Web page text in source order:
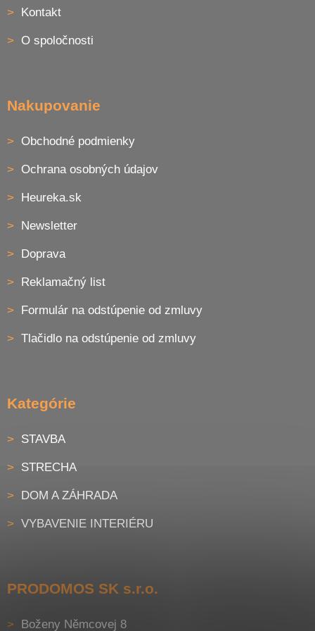
Kontakt
O spoločnosti
Nakupovanie
Obchodné podmienky
Ochrana osobných údajov
Heureka.sk
Newsletter
Doprava
Reklamačný list
Formulár na odstúpenie od zmluvy
Tlačidlo na odstúpenie od zmluvy
Kategórie
STAVBA
STRECHA
DOM A ZÁHRADA
VYBAVENIE INTERIÉRU
PRODOMOS SK s.r.o.
Boženy Němcovej 8